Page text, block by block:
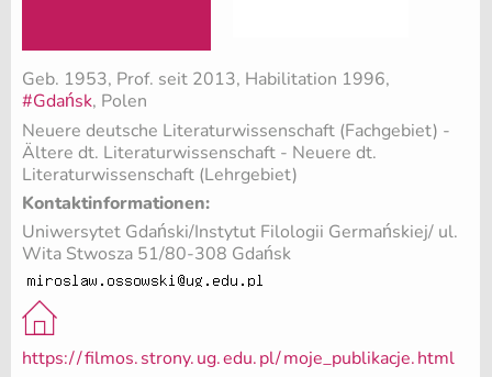
Geb. 1953, Prof. seit 2013, Habilitation 1996,
#Gdańsk, Polen
Neuere deutsche Literaturwissenschaft (Fachgebiet) -
Ältere dt. Literaturwissenschaft - Neuere dt.
Literaturwissenschaft (Lehrgebiet)
Kontaktinformationen:
Uniwersytet Gdański/Instytut Filologii Germańskiej/ ul.
Wita Stwosza 51/80-308 Gdańsk
https://filmos.strony.ug.edu.pl/moje_publikacje.html